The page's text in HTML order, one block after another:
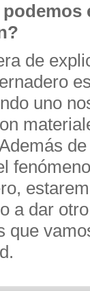
de
uno
a dar
que